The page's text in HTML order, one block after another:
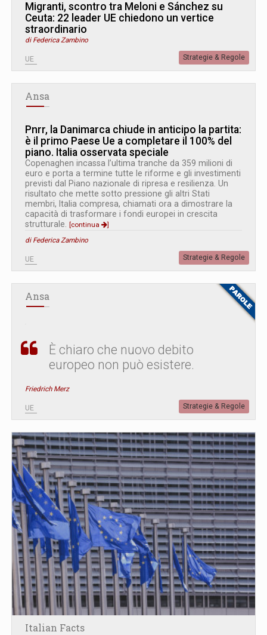
Migranti, scontro tra Meloni e Sánchez su
Ceuta: 22 leader UE chiedono un vertice
straordinario
di Federica Zambino
UE Strategie & Regole
Ansa
Pnrr, la Danimarca chiude in anticipo la partita:
è il primo Paese Ue a completare il 100% del
piano. Italia osservata speciale
Copenaghen incassa l’ultima tranche da 359 milioni di
euro e porta a termine tutte le riforme e gli investimenti
previsti dal Piano nazionale di ripresa e resilienza. Un
risultato che mette sotto pressione gli altri Stati
membri, Italia compresa, chiamati ora a dimostrare la
capacità di trasformare i fondi europei in crescita
strutturale.
[continua
]
di Federica Zambino
UE Strategie & Regole
Ansa
È chiaro che nuovo debito
europeo non può esistere.
Friedrich Merz
UE Strategie & Regole
Italian Facts